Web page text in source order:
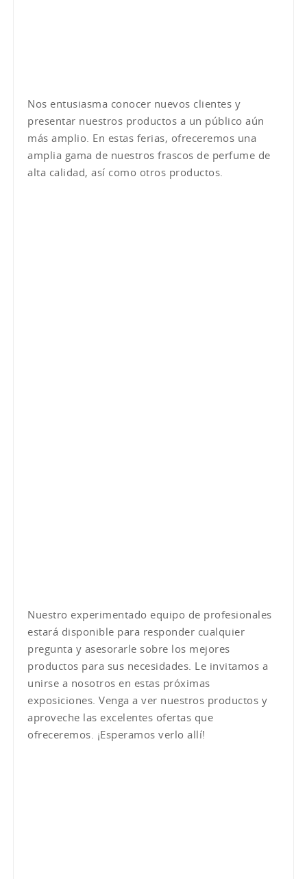
Nos entusiasma conocer nuevos clientes y
presentar nuestros productos a un público aún
más amplio. En estas ferias, ofreceremos una
amplia gama de nuestros frascos de perfume de
alta calidad, así como otros productos.
Nuestro experimentado equipo de profesionales
estará disponible para responder cualquier
pregunta y asesorarle sobre los mejores
productos para sus necesidades. Le invitamos a
unirse a nosotros en estas próximas
exposiciones. Venga a ver nuestros productos y
aproveche las excelentes ofertas que
ofreceremos. ¡Esperamos verlo allí!